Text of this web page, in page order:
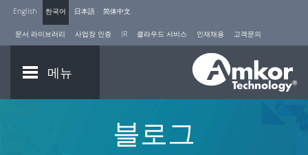
English 한국어 日本語 简体中文
문서 라이브러리 사업장 인증 IR 클라우드 서비스 인재채용 고객문의
메뉴
블로그